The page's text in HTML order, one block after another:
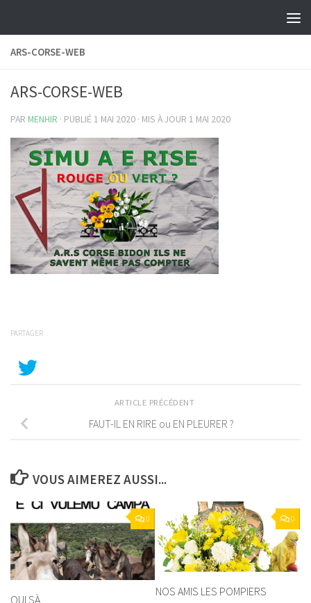
ARS-CORSE-WEB
ARS-CORSE-WEB
PAR MENHIR · PUBLIÉ 1 MAI 2020 · MIS À JOUR 1 MAI 2020
PARTAGER
ARTICLE PRÉCÉDENT
FAUT-IL EN RIRE ou EN PLEURER ?
VOUS AIMEREZ AUSSI...
0
QUI SÀ
0
NOS AMIS LES POMPIERS